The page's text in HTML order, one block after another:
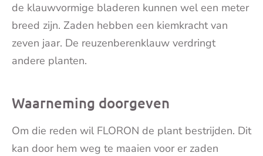
de klauwvormige bladeren kunnen wel een meter
breed zijn. Zaden hebben een kiemkracht van
zeven jaar. De reuzenberenklauw verdringt
andere planten.
Waarneming doorgeven
Om die reden wil FLORON de plant bestrijden. Dit
kan door hem weg te maaien voor er zaden